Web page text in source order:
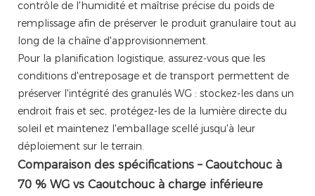
contrôle de l'humidité et maîtrise précise du poids de
remplissage afin de préserver le produit granulaire tout au
long de la chaîne d'approvisionnement.
Pour la planification logistique, assurez-vous que les
conditions d'entreposage et de transport permettent de
préserver l'intégrité des granulés WG : stockez-les dans un
endroit frais et sec, protégez-les de la lumière directe du
soleil et maintenez l'emballage scellé jusqu'à leur
déploiement sur le terrain.
Comparaison des spécifications – Caoutchouc à
70 % WG vs Caoutchouc à charge inférieure